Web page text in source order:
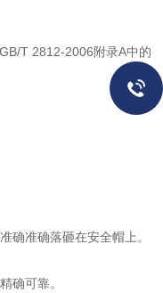
T 2812-2006附录A中的
确准确落砸在安全帽上。
确可靠。